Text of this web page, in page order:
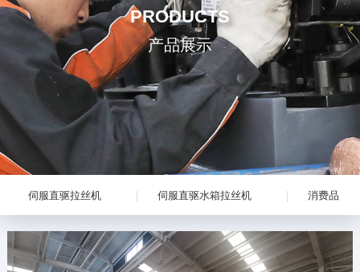
PRODUCTS
产品展示
伺服直驱拉丝机 伺服直驱水箱拉丝机 消费品